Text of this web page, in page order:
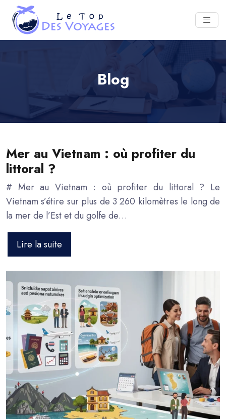
Blog
Mer au Vietnam : où profiter du
littoral ?
# Mer au Vietnam : où profiter du littoral ? Le
Vietnam s’étire sur plus de 3 260 kilomètres le long de
la mer de l’Est et du golfe de…
Lire la suite